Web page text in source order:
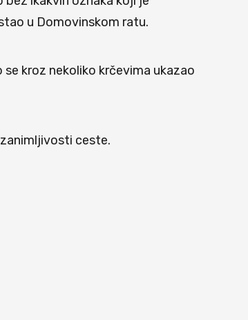
u Domovinskom ratu.
kroz nekoliko krčevima ukazao
ceste.